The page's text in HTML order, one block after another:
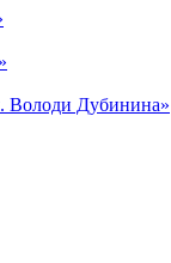
Володи Дубинина»